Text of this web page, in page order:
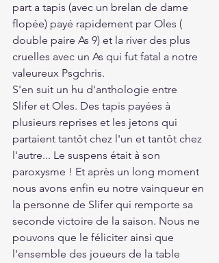
part a tapis (avec un brelan de dame
flopée) payé rapidement par Oles (
double paire As 9) et la river des plus
cruelles avec un As qui fut fatal a notre
valeureux Psgchris.
S'en suit un hu d'anthologie entre
Slifer et Oles. Des tapis payées à
plusieurs reprises et les jetons qui
partaient tantôt chez l'un et tantôt chez
l'autre... Le suspens était à son
paroxysme ! Et après un long moment
nous avons enfin eu notre vainqueur en
la personne de Slifer qui remporte sa
seconde victoire de la saison. Nous ne
pouvons que le féliciter ainsi que
l'ensemble des joueurs de la table